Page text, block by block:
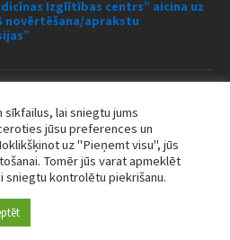
Izglītības centrs” aicina uz
novērtēšana/aprakstu
Jaunumi
DESIGN BY
lai sniegtu jums
jūsu preferences un
uz "Pieņemt visu", jūs
Tomēr jūs varat apmeklēt
sniegtu kontrolētu piekrišanu.